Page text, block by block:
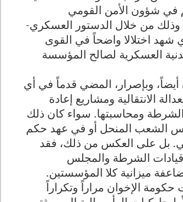
في شؤون الأمن القومي
وذلك من خلال الدستور العسكري-
شهد اختلالا واضحاً في القوى
العسكرية لصالح المؤسسة
وبإصرار، المضي قدماً في أي
الانتقالية ومشاريع إعادة
ومحاسبتها. سواء كان ذلك
الشعب المنحل أو في عهد حكم
بل على العكس من ذلك، فقد
قيادات الشرطة والمجلس
ميزانية كلا المؤسستين.
حكومة الإخوان مراراً وتكراراً